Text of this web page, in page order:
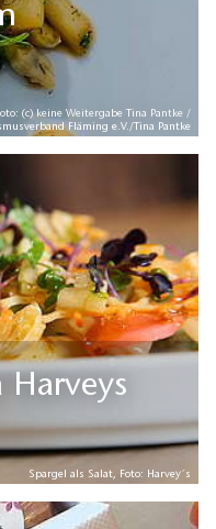
(c) keine Weitergabe Tina Pantke /
Fläming e.V./Tina Pantke
Harveys
Spargel als Salat, Foto: Harvey´s